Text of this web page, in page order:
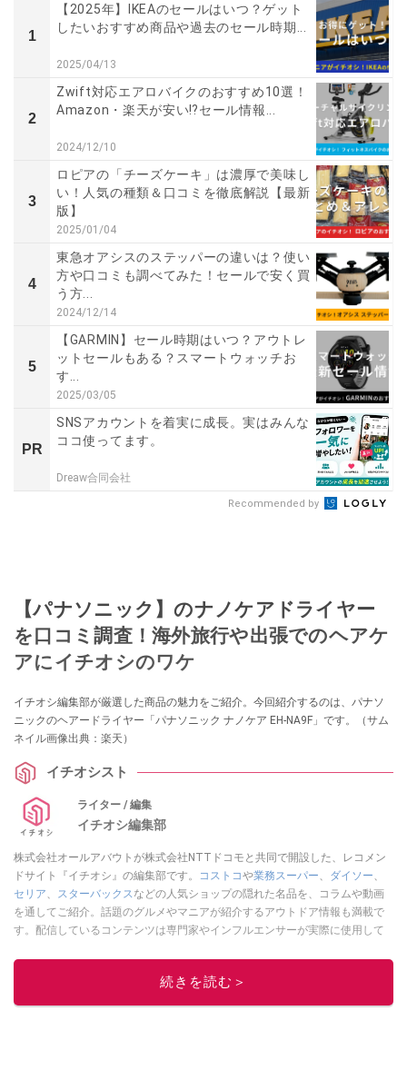
1
【2025年】IKEAのセールはいつ？ゲット
したいおすすめ商品や過去のセール時期...
2025/04/13
2
Zwift対応エアロバイクのおすすめ10選！
Amazon・楽天が安い⁉セール情報...
2024/12/10
3
ロピアの「チーズケーキ」は濃厚で美味し
い！人気の種類＆口コミを徹底解説【最新
版】
2025/01/04
4
東急オアシスのステッパーの違いは？使い
方や口コミも調べてみた！セールで安く買
う方...
2024/12/14
5
【GARMIN】セール時期はいつ？アウトレ
ットセールもある？スマートウォッチお
す...
2025/03/05
PR
SNSアカウントを着実に成長。実はみんな
ココ使ってます。
Dreaw合同会社
Recommended by
【パナソニック】のナノケアドライヤー
を口コミ調査！海外旅行や出張でのヘアケ
アにイチオシのワケ
イチオシ編集部が厳選した商品の魅力をご紹介。今回紹介するのは、パナソ
ニックのヘアードライヤー「パナソニック ナノケア EH-NA9F」です。（サム
ネイル画像出典：楽天）
イチオシスト
ライター / 編集
イチオシ編集部
株式会社オールアバウトが株式会社NTTドコモと共同で開設した、レコメン
ドサイト『イチオシ』の編集部です。
コストコや業務スーパー ダイソー
セリア
スターバックス などの人気ショップの隠れた名品を、コラムや動画
を通してご紹介。話題のグルメやマニアが紹介するアウトドア情報も満載で
す。配信しているコンテンツは専門家やインフルエンサーが実際に使用して
ニュースでフォロー
続きを読む＞